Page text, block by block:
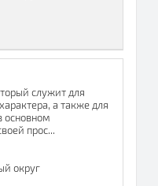
служит для
а также для
основном
прос...
округ